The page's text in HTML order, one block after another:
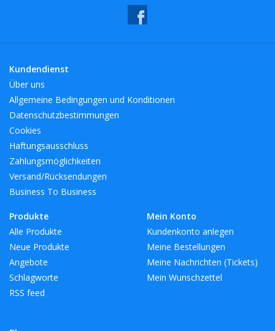
Kundendienst
Über uns
Allgemeine Bedingungen und Konditionen
Datenschutzbestimmungen
Cookies
Haftungsausschluss
Zahlungsmöglichkeiten
Versand/Rücksendungen
Business To Business
Produkte
Alle Produkte
Neue Produkte
Angebote
Schlagworte
RSS feed
Mein Konto
Kundenkonto anlegen
Meine Bestellungen
Meine Nachrichten (Tickets)
Mein Wunschzettel